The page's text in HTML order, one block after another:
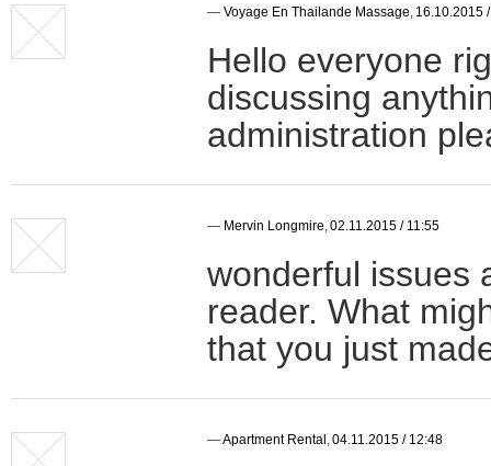
— Voyage En Thailande Massage 16.10.2015
Hello everyone
discussing
administration
— Mervin Longmire 02.11.2015 / 11:55
wonderful issues
reader. What
that you just
—Apartment Rental 04.11.2015 / 12:48